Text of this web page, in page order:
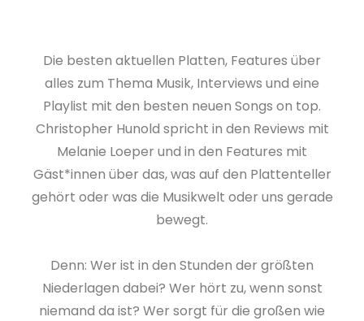
Die besten aktuellen Platten, Features über
alles zum Thema Musik, Interviews und eine
Playlist mit den besten neuen Songs on top.
Christopher Hunold spricht in den Reviews mit
Melanie Loeper und in den Features mit
Gäst*innen über das, was auf den Plattenteller
gehört oder was die Musikwelt oder uns gerade
bewegt.
Denn: Wer ist in den Stunden der größten
Niederlagen dabei? Wer hört zu, wenn sonst
niemand da ist? Wer sorgt für die großen wie